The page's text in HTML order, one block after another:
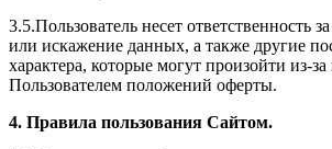
3.5.Пользователь несет ответственность
или искажение данных, а также другие
характера, которые могут произойти из-
Пользователем положений оферты.
4. Правила пользования Сайтом.